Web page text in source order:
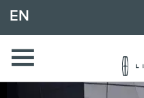
EN